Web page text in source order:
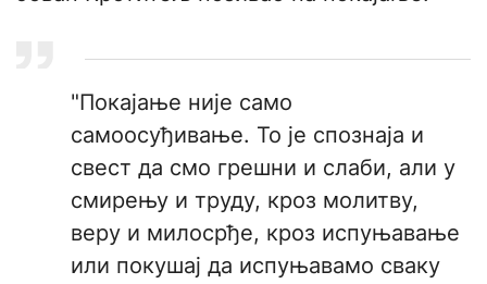
"Покајање није само
самоосуђивање. То је спознаја и
свест да смо грешни и слаби, али у
смирењу и труду, кроз молитву,
веру и милосрђе, кроз испуњавање
или покушај да испуњавамо сваку